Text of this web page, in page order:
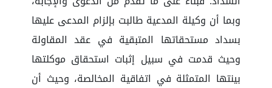
وبما أن وكيلة المدعية طالبت بإلزام المدعى عليها
بسداد مستحقاتها المتبقية في عقد المقاولة
وحيث قدمت في سبيل إثبات استحقاق موكلتها
بينتها المتمثلة في اتفاقية المخالصة، وحيث أن